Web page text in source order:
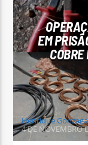
EM
COBRE
Henrique Gonzaga
4 DE NOVEMBRO